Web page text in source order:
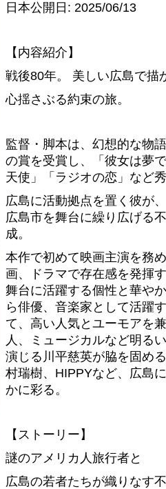
日本公開日: 2025/06/13
【内容紹介】
戦後80年。 美しい広島で描
心揺さぶる約束の旅。
監督・脚本は、幻想的な物
の賞を受賞し、「彼女は夢
天使」「ラジオの恋」など
広島に活動拠点を置く彼が
広島市を舞台に繰り広げる
成。
本作で初めて映画主演を務
画、ドラマで存在感を発揮
舞台に活躍する個性と華や
ら俳優、音楽家として活躍
て、高い人気とユーモアを
人、ミュージカルなど明る
演じる川平慈英が脇を固め
村瑞樹、HIPPYなど、広島
かに彩る。
【ストーリー】
謎のアメリカ人旅行者と
広島の若者たちが織りなす